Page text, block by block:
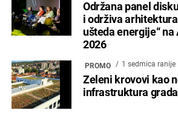
Održana panel
i održiva
ušteda energije“ na
2026
PROMO 1 sedmica ranije
Zeleni krovovi kao
infrastruktura grada